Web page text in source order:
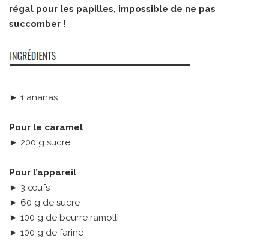
régal pour les papilles, impossible de ne pas
succomber !
► 1 ananas
Pour le caramel
► 200 g sucre
Pour l’appareil
► 3 œufs
► 60 g de sucre
► 100 g de beurre ramolli
► 100 g de farine